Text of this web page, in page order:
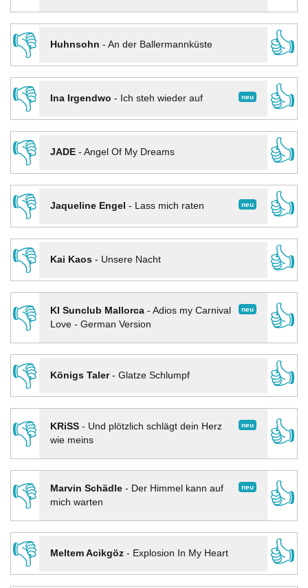
👎
Huhnsohn - An der Ballermannküste
👍
👎
neu
Ina Irgendwo - Ich steh wieder auf
👍
👎
JADE- Angel Of My Dreams
👍
👎
neu
Jaqueline Engel - Lass mich raten
👍
👎
Kai Kaos- Unsere Nacht
👍
👎
neu
KI Sunclub Mallorca- Adios my Carnival
Love - German Version
👍
👎
Königs Taler- Glatze Schlumpf
👍
👎
neu
KRiSS- Und plötzlich schlägt dein Herz
wie meins
👍
👎 neu
Marvin Schädle- Der Himmel kann auf
mich warten
👍
👎
Meltem Acikgöz- Explosion In My Heart
👍